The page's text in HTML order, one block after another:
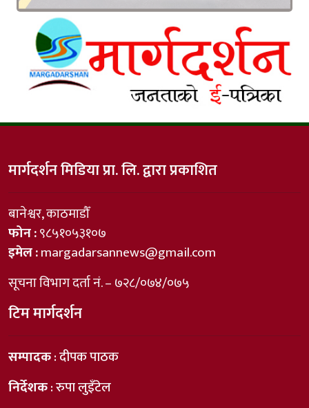
मार्गदर्शन मिडिया प्रा. लि. द्वारा प्रकाशित
बानेश्वर, काठमाडौँ
फोन :९८५१०५३१०७
इमेल :margadarsannews@gmail.com
सूचना विभाग दर्ता नं. – ७२८/०७४/०७५
टिम मार्गदर्शन
सम्पादक: दीपक पाठक
निर्देशक: रुपा लुइँटेल